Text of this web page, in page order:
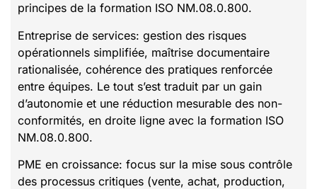
principes de la formation ISO NM.08.0.800.
Entreprise de services: gestion des risques
opérationnels simplifiée, maîtrise documentaire
rationalisée, cohérence des pratiques renforcée
entre équipes. Le tout s’est traduit par un gain
d’autonomie et une réduction mesurable des non-
conformités, en droite ligne avec la formation ISO
NM.08.0.800.
PME en croissance: focus sur la mise sous contrôle
des processus critiques (vente, achat, production,